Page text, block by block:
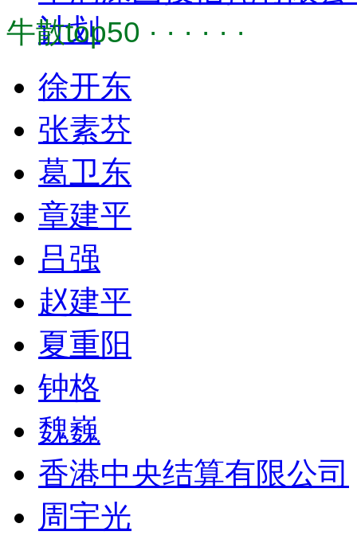
计划
牛散top50 · · · · · ·
徐开东
张素芬
葛卫东
章建平
吕强
赵建平
夏重阳
钟格
魏巍
香港中央结算有限公司
周宇光